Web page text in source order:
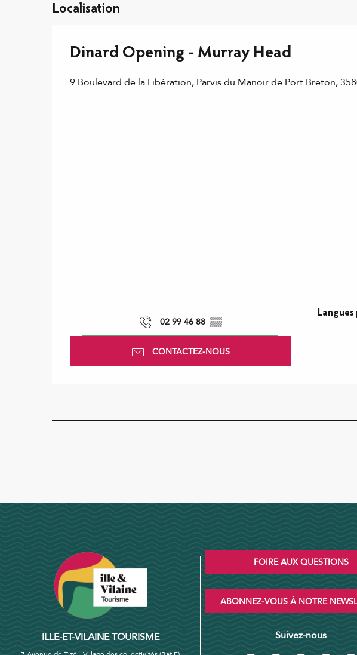
Localisation
Dinard Opening - Murray Head
9 Boulevard de la Libération, Parvis du Manoir de Port Breton,
02 99 46 88 ▒▒
CONTACTEZ-NOUS
Langues
Langues
ILLE-ET-VILAINE TOURISME
FOIRE AUX QUESTIONS
ABONNEZ-VOUS À NOTRE
Suivez-nous